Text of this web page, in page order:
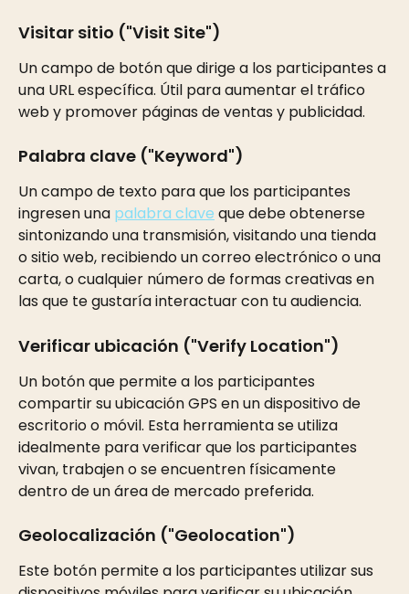
Visitar sitio ("Visit Site")
Un campo de botón que dirige a los participantes a
una URL específica. Útil para aumentar el tráfico
web y promover páginas de ventas y publicidad.
Palabra clave ("Keyword")
Un campo de texto para que los participantes
ingresen una palabra clave que debe obtenerse
sintonizando una transmisión, visitando una tienda
o sitio web, recibiendo un correo electrónico o una
carta, o cualquier número de formas creativas en
las que te gustaría interactuar con tu audiencia.
Verificar ubicación ("Verify Location")
Un botón que permite a los participantes
compartir su ubicación GPS en un dispositivo de
escritorio o móvil. Esta herramienta se utiliza
idealmente para verificar que los participantes
vivan, trabajen o se encuentren físicamente
dentro de un área de mercado preferida.
Geolocalización ("Geolocation")
Este botón permite a los participantes utilizar sus